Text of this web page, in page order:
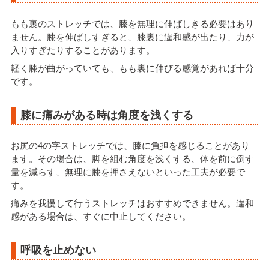
もも裏のストレッチでは、膝を無理に伸ばしきる必要はあり
ません。膝を伸ばしすぎると、膝裏に違和感が出たり、力が
入りすぎたりすることがあります。
軽く膝が曲がっていても、もも裏に伸びる感覚があれば十分
です。
膝に痛みがある時は角度を浅くする
お尻の4の字ストレッチでは、膝に負担を感じることがあり
ます。その場合は、脚を組む角度を浅くする、体を前に倒す
量を減らす、無理に膝を押さえないといった工夫が必要で
す。
痛みを我慢して行うストレッチはおすすめできません。違和
感がある場合は、すぐに中止してください。
呼吸を止めない